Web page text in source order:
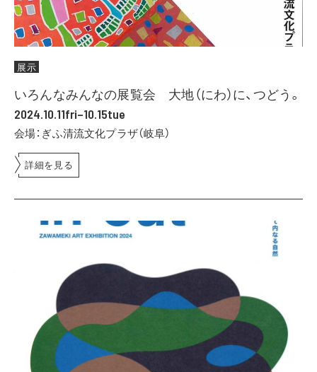
展示
いろんなみんなの展覧会 大地（にわ）に、つどう。
2024.10.11fri–10.15tue
会場：ぎふ清流文化プラザ（岐阜）
詳細を見る